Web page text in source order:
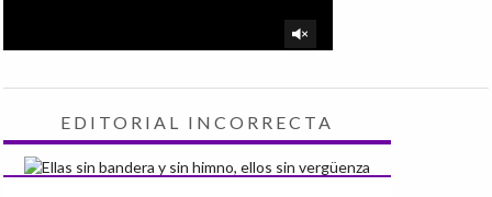
EDITORIAL INCORRECTA